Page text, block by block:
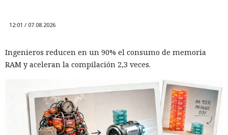
12:01 / 07.08.2026
Ingenieros reducen en un 90% el consumo de memoria
RAM y aceleran la compilación 2,3 veces.